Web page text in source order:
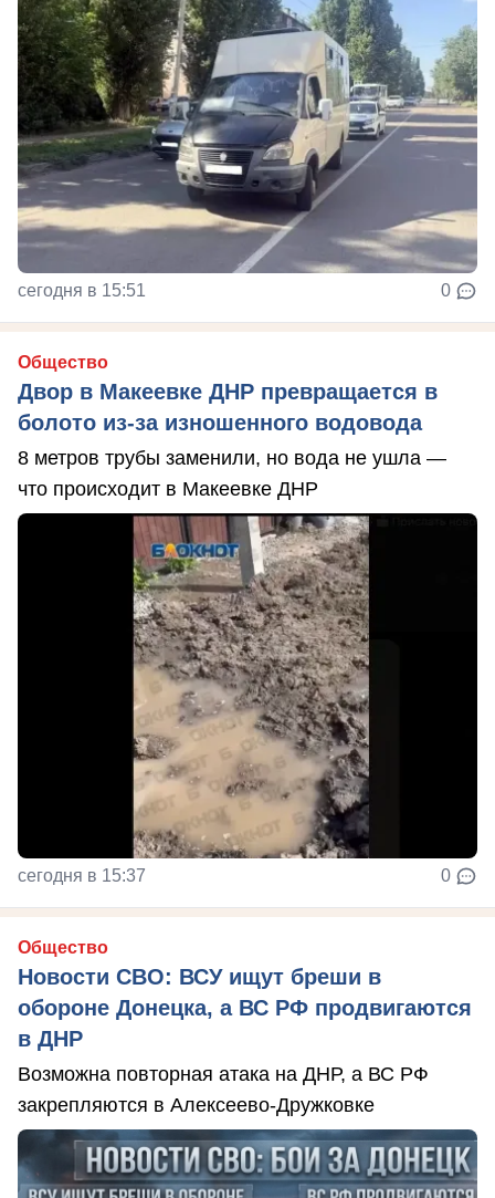
сегодня в 15:51 0
Общество
Двор в Макеевке ДНР превращается в
болото из-за изношенного водовода
8 метров трубы заменили, но вода не ушла —
что происходит в Макеевке ДНР
сегодня в 15:37 0
Общество
Новости СВО: ВСУ ищут бреши в
обороне Донецка, а ВС РФ продвигаются
в ДНР
Возможна повторная атака на ДНР, а ВС РФ
закрепляются в Алексеево-Дружковке